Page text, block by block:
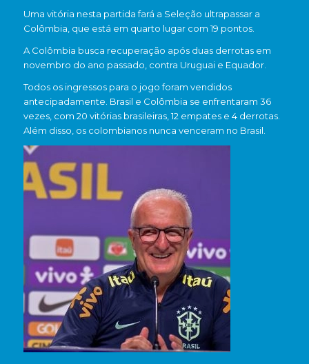
Uma vitória nesta partida fará a Seleção ultrapassar a
Colômbia, que está em quarto lugar com 19 pontos.
A Colômbia busca recuperação após duas derrotas em
novembro do ano passado, contra Uruguai e Equador.
Todos os ingressos para o jogo foram vendidos
antecipadamente. Brasil e Colômbia se enfrentaram 36
vezes, com 20 vitórias brasileiras, 12 empates e 4 derrotas.
Além disso, os colombianos nunca venceram no Brasil.